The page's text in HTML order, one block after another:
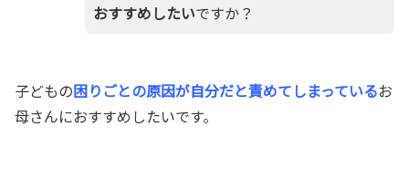
おすすめしたいですか？
子どもの困りごとの原因が自分だと責めてしまっているお
母さんにおすすめしたいです。